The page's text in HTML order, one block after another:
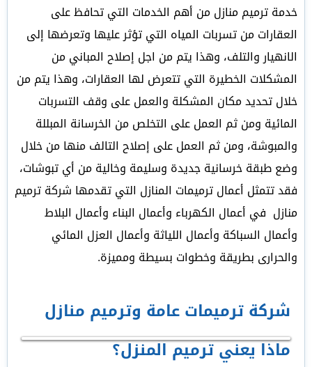
خدمة ترميم منازل من أهم الخدمات التي تحافظ على
العقارات من تسربات المياه التي تؤثر عليها وتعرضها إلى
الانهيار والتلف، وهذا يتم من اجل إصلاح المباني من
المشكلات الخطيرة التي تتعرض لها العقارات، وهذا يتم من
خلال تحديد مكان المشكلة والعمل على وقف التسربات
المائية ومن ثم العمل على التخلص من الخرسانة المبللة
والمبوشة، ومن ثم العمل على إصلاح التالف منها من خلال
وضع طبقة خرسانية جديدة وسليمة وخالية من أي تبوشات،
فقد تتمثل أعمال ترميمات المنازل التي تقدمها شركة ترميم
منازل في أعمال الكهرباء وأعمال البناء وأعمال البلاط
وأعمال السباكة وأعمال اللياثة وأعمال العزل المائي
والحرارى بطريقة وخطوات بسيطة ومميزة.
شركة ترميمات عامة وترميم منازل
ماذا يعني ترميم المنزل؟